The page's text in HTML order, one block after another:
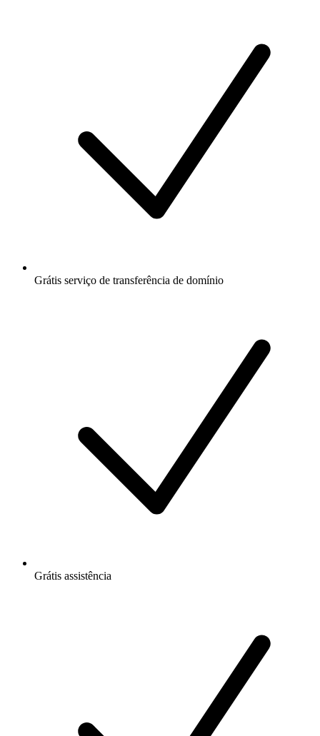
Grátis serviço de transferência de domínio
Grátis assistência